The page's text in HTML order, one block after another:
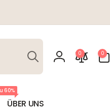
Suchen
Einloggen
0 0
Artikel
60%
ÜBER UNS